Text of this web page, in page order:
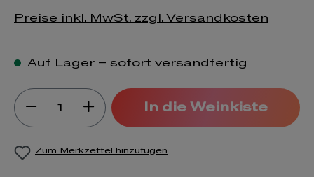
Preise inkl. MwSt. zzgl. Versandkosten
Auf Lager – sofort versandfertig
Produkt Anzahl: Gib den
In die Weinkiste
Zum Merkzettel hinzufügen